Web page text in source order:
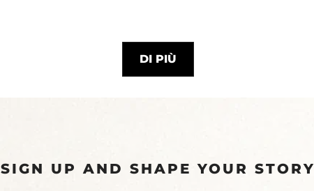
DI PIÙ
SIGN UP AND SHAPE YOUR STORY